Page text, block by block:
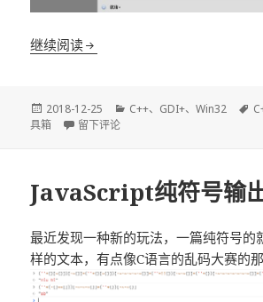
继续阅读【易大师网络工具箱】项目解析
发
布
2018-12-25
分
C++、 GDI+、Win32
标
具箱
于【易大师网络工具箱】项目解析
留下评论
JavaScript纯符号输
最近发现一种新的玩法，一篇纯符号的
样的文本，有点像C语言的乱码大赛的那